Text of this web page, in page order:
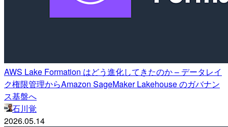
AWS Lake Formation はどう進化してきたのか – データレイ
ク権限管理からAmazon SageMaker Lakehouse のガバナン
ス基盤へ
石川覚
2026.05.14